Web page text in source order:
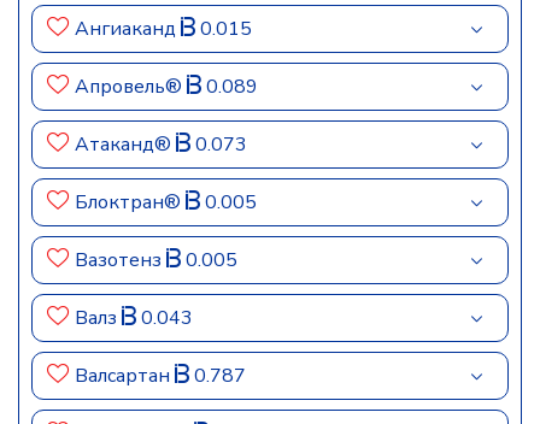
Ангиаканд 0.015
Апровель® 0.089
Атаканд® 0.073
Блоктран® 0.005
Вазотенз 0.005
Валз 0.043
Валсартан 0.787